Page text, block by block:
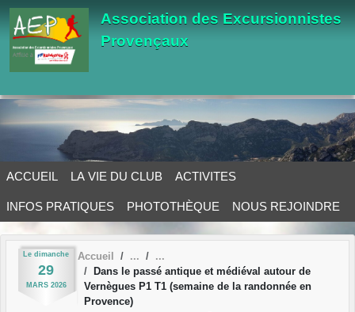
Association des Excursionnistes
Provençaux
ACCUEIL LA VIE DU CLUB ACTIVITES
INFOS PRATIQUES PHOTOTHÈQUE NOUS REJOINDRE
Le dimanche
29
MARS 2026
Accueil
Dans le passé antique et médiéval autour de
Vernègues P1 T1 (semaine de la randonnée en
Provence)
Panneau de gestion des cookies